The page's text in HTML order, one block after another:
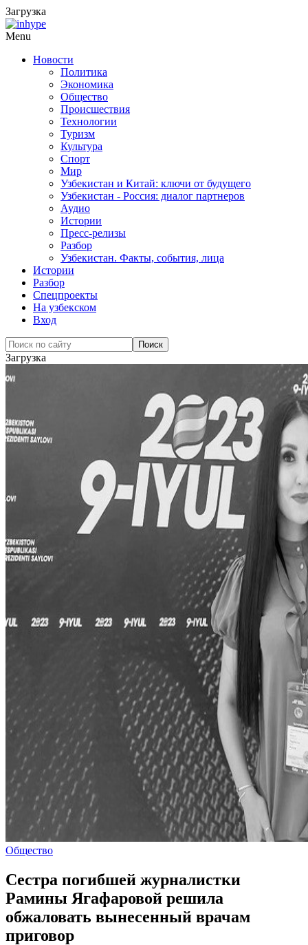
Загрузка
Menu
Новости
Политика
Экономика
Общество
Происшествия
Технологии
Туризм
Культура
Спорт
Мир
Узбекистан и Китай: ключи от будущего
Узбекистан - Россия: диалог партнеров
Аудио
Истории
Пресс-релизы
Разбор
Узбекистан. Факты, события, лица
Истории
Разбор
Спецпроекты
На узбекском
Вход
Загрузка
Общество
Сестра погибшей журналистки
Рамины Ягафаровой решила
обжаловать вынесенный врачам
приговор